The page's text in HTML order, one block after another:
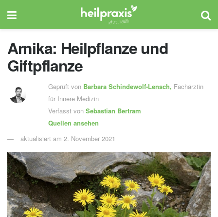
Arnika: Heilpflanze und
Giftpflanze
Geprüft von Barbara Schindewolf-Lensch, Fachärztin
für Innere Medizin
Verfasst von Sebastian Bertram
Quellen ansehen
aktualisiert am 2. November 2021